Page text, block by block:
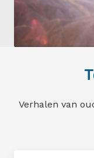
Maak nu een
Verhalen van